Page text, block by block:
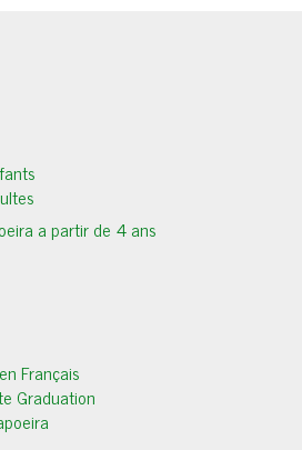
a partir de 4 ans
Français
Graduation